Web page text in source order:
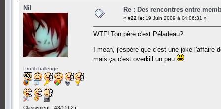
Nil
Profil challenge
Classement : 43/55625
Re : Des rencontres entre
« #22 le: 19 Juin 2009 à 04:06:31 »
WTF! Ton père c'est Péladeau?
I mean, j'espère que c'est une joke
mais ça c'est overkill un peu